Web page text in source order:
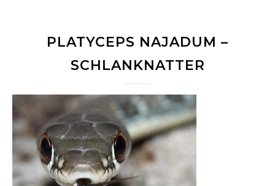
PLATYCEPS NAJADUM –
SCHLANKNATTER